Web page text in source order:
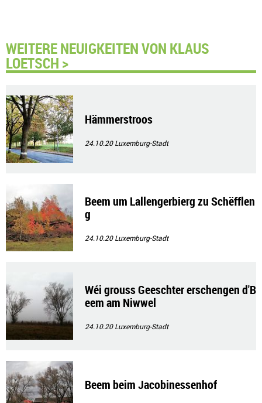
WEITERE NEUIGKEITEN VON KLAUS
LOETSCH >
Hämmerstroos
24.10.20Luxemburg-Stadt
Beem um Lallengerbierg zu Schëfflen
g
24.10.20Luxemburg-Stadt
Wéi grouss Geeschter erschengen d'B
eem am Niwwel
24.10.20Luxemburg-Stadt
Beem beim Jacobinessenhof